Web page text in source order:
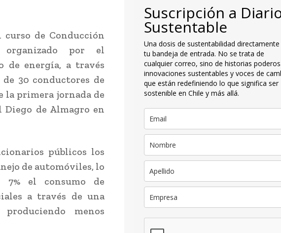
curso de Conducción
organizado por el
de energía, a través
30 conductores de
la primera jornada de
Diego de Almagro en
públicos los
de automóviles, lo
el consumo de
a través de una
menos
Suscripción a
Sustentable
Una dosis de sustentabilidad
tu bandeja de entrada. No se trata de
cualquier correo, sino de historias
innovaciones sustentables y voces de
que están redefiniendo lo que significa ser
sostenible en Chile y más allá.